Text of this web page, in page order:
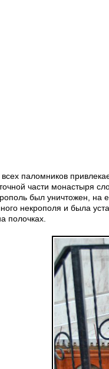
паломников
части монастыря
был уничтожен, на
некрополя и была
полочках.